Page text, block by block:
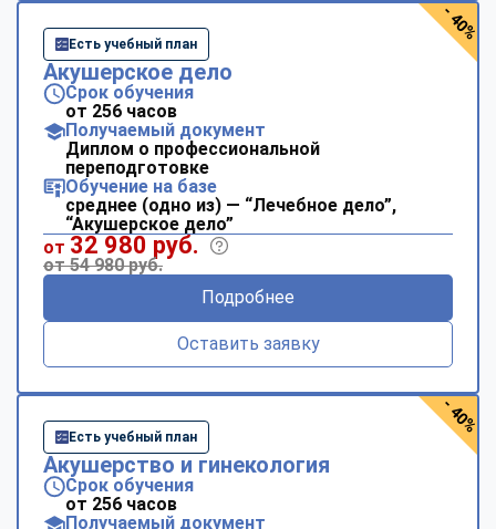
Есть учебный план
Акушерское дело
Срок обучения
от 256 часов
Получаемый документ
Диплом о профессиональной
переподготовке
Обучение на базе
среднее (одно из) — “Лечебное дело”,
“Акушерское дело”
от 32 980 руб.
от 54 980 руб.
Подробнее
Оставить заявку
- 40%
Есть учебный план
Акушерство и гинекология
Срок обучения
от 256 часов
Получаемый документ
- 40%